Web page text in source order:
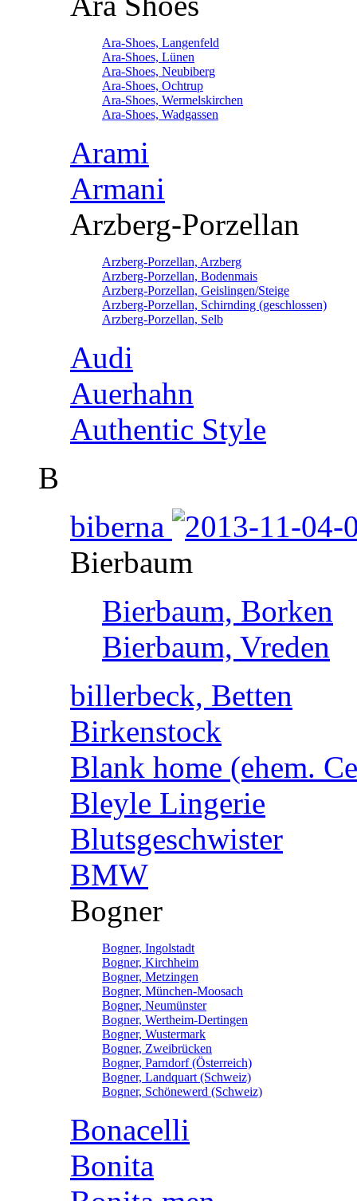
Ara-Shoes, Langenfeld
Ara-Shoes, Lünen
Ara-Shoes, Neubiberg
Ara-Shoes, Ochtrup
Ara-Shoes, Wermelskirchen
Ara-Shoes, Wadgassen
Arami
Armani
Arzberg-Porzellan
Arzberg-Porzellan, Arzberg
Arzberg-Porzellan, Bodenmais
Arzberg-Porzellan, Geislingen/Steige
Arzberg-Porzellan, Schirnding (geschlossen)
Arzberg-Porzellan, Selb
Audi
Auerhahn
Authentic Style
B
biberna
Bierbaum
Bierbaum, Borken
Bierbaum, Vreden
billerbeck, Betten
Birkenstock
Blank home (ehem.
Bleyle Lingerie
Blutsgeschwister
BMW
Bogner
Bogner, Ingolstadt
Bogner, Kirchheim
Bogner, Metzingen
Bogner, München-Moosach
Bogner, Neumünster
Bogner, Wertheim-Dertingen
Bogner, Wustermark
Bogner, Zweibrücken
Bogner, Parndorf (Österreich)
Bogner, Landquart (Schweiz)
Bogner, Schönewerd (Schweiz)
Bonacelli
Bonita